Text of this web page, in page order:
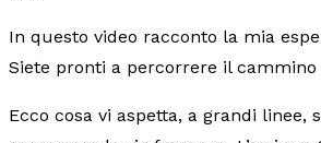
In questo video racconto la mia
Siete pronti a percorrere il cammino
Ecco cosa vi aspetta, a grandi linee,